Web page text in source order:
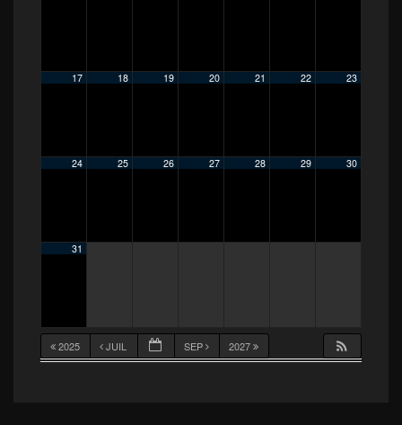
17 18 19 20 21 22 23
24 25 26 27 28 29 30
31
2025 JUIL SEP 2027